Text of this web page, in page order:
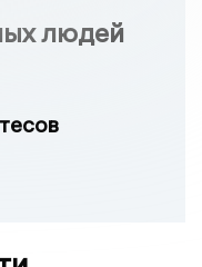
людей